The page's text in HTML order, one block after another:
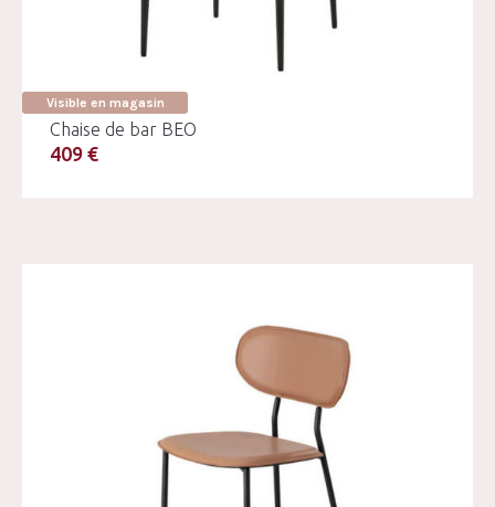
Visible en magasin
Chaise de bar BEO
409 €